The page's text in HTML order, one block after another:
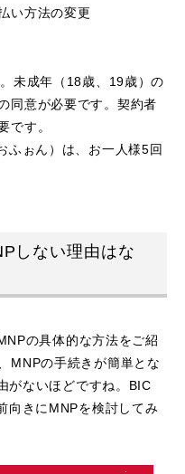
い方法の変更
未成年（18歳、19歳）の
同意が必要です。契約者
です。
ふぉん）は、お一人様5回
しない理由はな
の具体的な方法をご紹
MNPの手続きが簡単とな
がないほどですね。BIC
向きにMNPを検討してみ